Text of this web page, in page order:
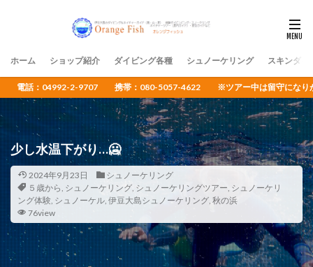
ホーム ショップ紹介 ダイビング各種 シュノーケリング スキンダイ
電話：04992-2-9707 携帯：080-5057-4622 ※ツアー中は留守になりがち
少し水温下がり…🥶
2024年9月23日
シュノーケリング
５歳から, シュノーケリング, シュノーケリングツアー, シュノーケリ
ング体験, シュノーケル, 伊豆大島シュノーケリング, 秋の浜
76view